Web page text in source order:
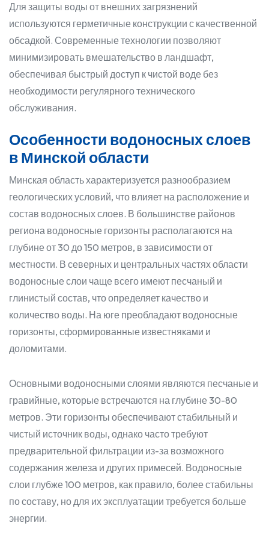
Для защиты воды от внешних загрязнений
используются герметичные конструкции с качественной
обсадкой. Современные технологии позволяют
минимизировать вмешательство в ландшафт,
обеспечивая быстрый доступ к чистой воде без
необходимости регулярного технического
обслуживания.
Особенности водоносных слоев
в Минской области
Минская область характеризуется разнообразием
геологических условий, что влияет на расположение и
состав водоносных слоев. В большинстве районов
региона водоносные горизонты располагаются на
глубине от 30 до 150 метров, в зависимости от
местности. В северных и центральных частях области
водоносные слои чаще всего имеют песчаный и
глинистый состав, что определяет качество и
количество воды. На юге преобладают водоносные
горизонты, сформированные известняками и
доломитами.
Основными водоносными слоями являются песчаные и
гравийные, которые встречаются на глубине 30-80
метров. Эти горизонты обеспечивают стабильный и
чистый источник воды, однако часто требуют
предварительной фильтрации из-за возможного
содержания железа и других примесей. Водоносные
слои глубже 100 метров, как правило, более стабильны
по составу, но для их эксплуатации требуется больше
энергии.